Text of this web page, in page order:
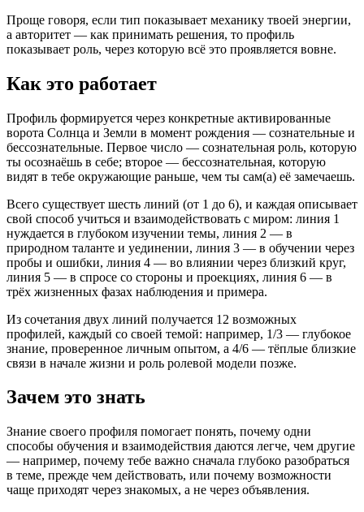
Проще говоря, если тип показывает механику твоей энергии,
а авторитет — как принимать решения, то профиль
показывает роль, через которую всё это проявляется вовне.
Как это работает
Профиль формируется через конкретные активированные
ворота Солнца и Земли в момент рождения — сознательные и
бессознательные. Первое число — сознательная роль, которую
ты осознаёшь в себе; второе — бессознательная, которую
видят в тебе окружающие раньше, чем ты сам(а) её замечаешь.
Всего существует шесть линий (от 1 до 6), и каждая описывает
свой способ учиться и взаимодействовать с миром: линия 1
нуждается в глубоком изучении темы, линия 2 — в
природном таланте и уединении, линия 3 — в обучении через
пробы и ошибки, линия 4 — во влиянии через близкий круг,
линия 5 — в спросе со стороны и проекциях, линия 6 — в
трёх жизненных фазах наблюдения и примера.
Из сочетания двух линий получается 12 возможных
профилей, каждый со своей темой: например, 1/3 — глубокое
знание, проверенное личным опытом, а 4/6 — тёплые близкие
связи в начале жизни и роль ролевой модели позже.
Зачем это знать
Знание своего профиля помогает понять, почему одни
способы обучения и взаимодействия даются легче, чем другие
— например, почему тебе важно сначала глубоко разобраться
в теме, прежде чем действовать, или почему возможности
чаще приходят через знакомых, а не через объявления.